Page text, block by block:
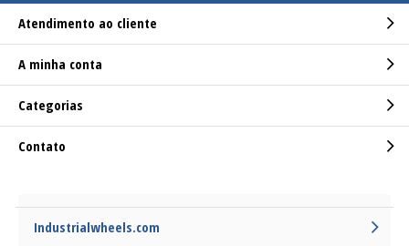
Atendimento ao cliente
A minha conta
Categorias
Contato
Industrialwheels.com